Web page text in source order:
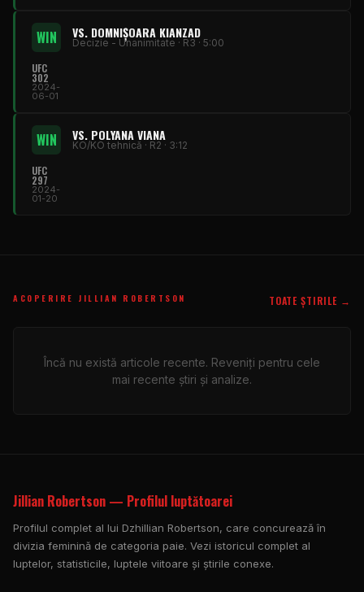
WIN VS. DOMNIȘOARA KIANZAD
Decizie - Unanimitate · R3 · 5:00
UFC
302
2024-
06-01
WIN VS. POLYANA VIANA
KO/KO tehnică · R2 · 3:12
UFC
297
2024-
01-20
ACOPERIRE JILLIAN ROBERTSON TOATE ȘTIRILE →
Încă nu există articole recente. Reveniți pentru cele
mai recente știri și analize.
Jillian Robertson — Profilul luptătoarei
Profilul complet al lui Dzhillian Robertson, care concurează în
divizia feminină de categoria paie. Vezi istoricul complet al
luptelor, statisticile, luptele viitoare și știrile conexe.